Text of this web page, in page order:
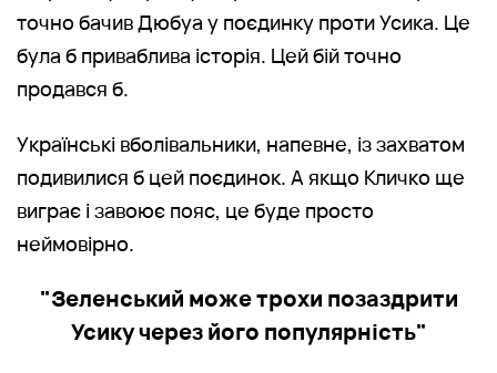
точно бачив Дюбуа у поєдинку проти Усика. Це
була б приваблива історія. Цей бій точно
продався б.
Українські вболівальники, напевне, із захватом
подивилися б цей поєдинок. А якщо Кличко ще
виграє і завоює пояс, це буде просто
неймовірно.
"Зеленський може трохи позаздрити
Усику через його популярність"